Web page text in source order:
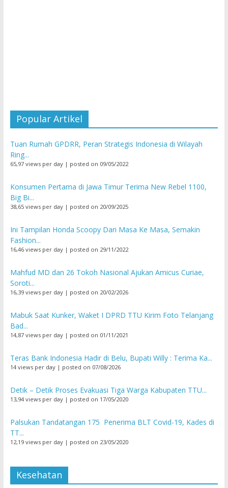
Popular Artikel
Tuan Rumah GPDRR, Peran Strategis Indonesia di Wilayah
Ring...
65,97 views per day| posted on 09/05/2022
Konsumen Pertama di Jawa Timur Terima New Rebel 1100,
Big Bi...
38,65 views per day| posted on 20/09/2025
Ini Tampilan Honda Scoopy Dari Masa Ke Masa, Semakin
Fashion...
16,46 views per day| posted on 29/11/2022
Mahfud MD dan 26 Tokoh Nasional Ajukan Amicus Curiae,
Soroti...
16,39 views per day| posted on 20/02/2026
Mabuk Saat Kunker, Waket I DPRD TTU Kirim Foto Telanjang
Bad...
14,87 views per day| posted on 01/11/2021
Teras Bank Indonesia Hadir di Belu, Bupati Willy : Terima Ka...
14 views per day| posted on 07/08/2026
Detik – Detik Proses Evakuasi Tiga Warga Kabupaten TTU...
13,94 views per day| posted on 17/05/2020
Palsukan Tandatangan 175 Penerima BLT Covid-19, Kades di
TT...
12,19 views per day| posted on 23/05/2020
Kesehatan